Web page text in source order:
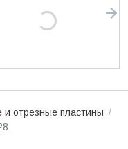
и отрезные пластины